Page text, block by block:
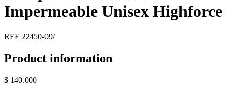
Impermeable Unisex Highforce
REF 22450-09/
Product information
$ 140.000